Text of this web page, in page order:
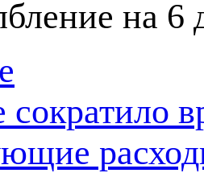
на 6
сократило